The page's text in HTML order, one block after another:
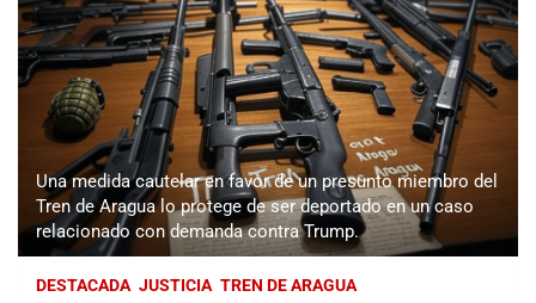
Una medida cautelar en favor de un presunto miembro del
Tren de Aragua lo protege de ser deportado en un caso
relacionado con demanda contra Trump.
DESTACADA JUSTICIA TREN DE ARAGUA